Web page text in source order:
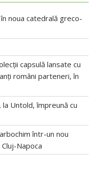
noua catedrală greco-
capsulă lansate cu
români parteneri, în
Untold, împreună cu
într-un nou
Napoca